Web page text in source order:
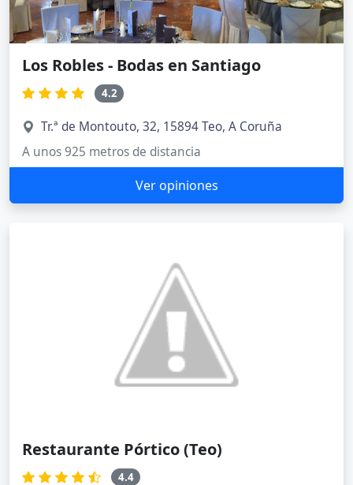
Los Robles - Bodas en Santiago
4.2
Tr.ª de Montouto, 32, 15894 Teo, A Coruña
A unos 925 metros de distancia
Ver opiniones
Restaurante Pórtico (Teo)
4.4